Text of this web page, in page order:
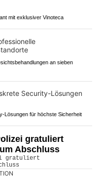
mit exklusiver Vinoteca
an sieben
Lösungen für höchste Sicherheit
gratuliert
Abschluss